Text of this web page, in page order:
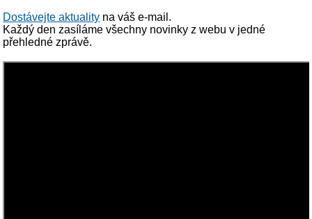
Dostávejte aktuality na váš e-mail.
Každý den zasíláme všechny novinky z webu v jedné
přehledné zprávě.